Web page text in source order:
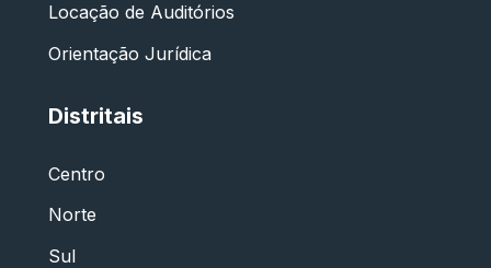
Locação de Auditórios
Orientação Jurídica
Distritais
Centro
Norte
Sul